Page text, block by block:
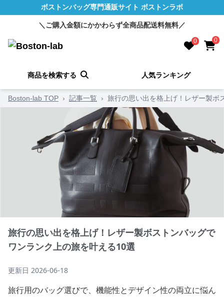
ボストンバッグ専門通販サイト ボストンラボ
＼ご購入金額にかかわらず全商品配送料無料／
0 0
商品を検索する 人気ランキング
Boston-lab TOP › 記事一覧 › 旅行の思い出を格上げ！レザー製ボ
旅行の思い出を格上げ！レザー製ボストンバッグで
ワンランク上の旅を叶える10選
更新日 2026-06-18
旅行用のバッグ選びで、機能性とデザイン性の両立に悩ん